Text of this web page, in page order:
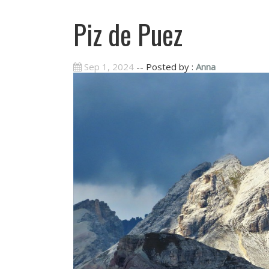
Piz de Puez
Sep 1, 2024 -- Posted by : Anna